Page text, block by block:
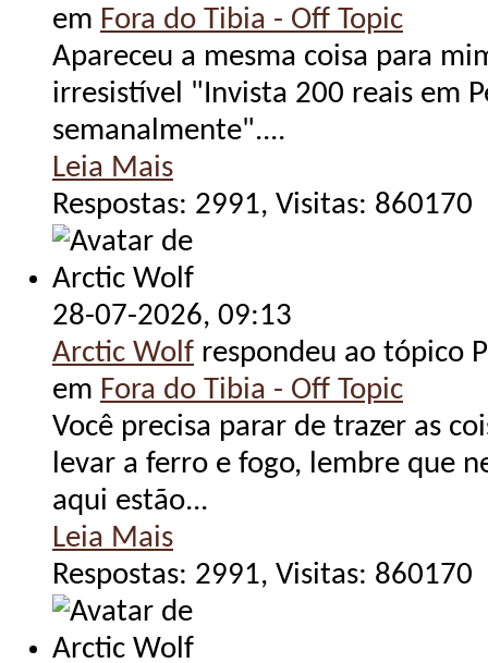
em Fora do Tibia - Off Topic
Apareceu a mesma coisa para
irresistível "Invista 200 reais em
semanalmente"....
Leia Mais
Respostas: 2991, Visitas: 860170
28-07-2026, 09:13
Arctic Wolf respondeu ao tópico
em Fora do Tibia - Off Topic
Você precisa parar de trazer as
levar a ferro e fogo, lembre que
aqui estão...
Leia Mais
Respostas: 2991, Visitas: 860170